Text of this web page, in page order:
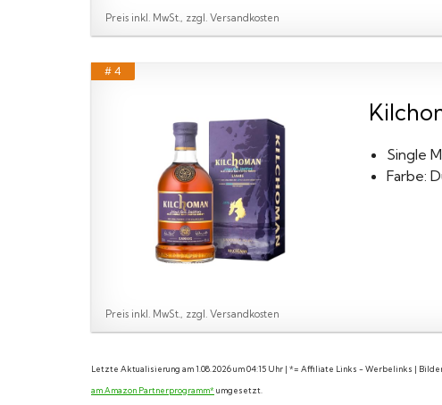
Preis inkl. MwSt., zzgl. Versandkosten
# 4
Single
Farbe:
Preis inkl. MwSt., zzgl. Versandkosten
Letzte Aktualisierung am 1.08.2026 um 04:15 Uhr | *= Affiliate Links - Werbelinks |
am Amazon Partnerprogramm*umgesetzt.